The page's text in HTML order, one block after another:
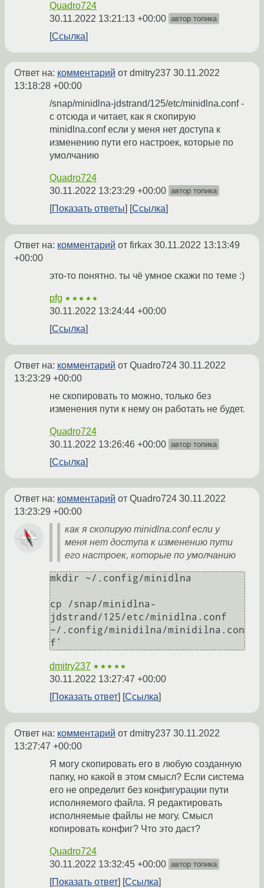
Quadro724
30.11.2022 13:21:13 +00:00 автор топика
Ссылка
Ответ на: комментарий от dmitry237 30.11.2022
13:18:28 +00:00
/snap/minidlna-jdstrand/125/etc/minidlna.conf -
с отсюда и читает, как я скопирую
minidlna.conf если у меня нет доступа к
изменению пути его настроек, которые по
умолчанию
Quadro724
30.11.2022 13:23:29 +00:00 автор топика
Показать ответы Ссылка
Ответ на: комментарий от firkax 30.11.2022 13:13:49
+00:00
это-то понятно. ты чё умное скажи по теме :)
pfg ★★★★★
30.11.2022 13:24:44 +00:00
Ссылка
Ответ на: комментарий от Quadro724 30.11.2022
13:23:29 +00:00
не скопировать то можно, только без
изменения пути к нему он работать не будет.
Quadro724
30.11.2022 13:26:46 +00:00 автор топика
Ссылка
Ответ на: комментарий от Quadro724 30.11.2022
13:23:29 +00:00
как я скопирую minidlna.conf если у
меня нет доступа к изменению пути
его настроек, которые по умолчанию
mkdir ~/.config/minidlna
cp /snap/minidlna-
jdstrand/125/etc/minidlna.conf
~/.config/minidilna/minidilna.con
dmitry237 ★★★★★
30.11.2022 13:27:47 +00:00
Показать ответ
Ссылка
Ответ на: комментарий от dmitry237 30.11.2022
13:27:47 +00:00
Я могу скопировать его в любую созданную
папку, но какой в этом смысл? Если система
его не определит без конфигурации пути
исполняемого файла. Я редактировать
исполняемые файлы не могу. Смысл
копировать конфиг? Что это даст?
Quadro724
30.11.2022 13:32:45 +00:00 автор топика
Показать ответ Ссылка